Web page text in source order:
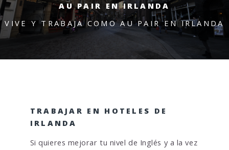
AU PAIR EN IRLANDA
VIVE Y TRABAJA COMO AU PAIR EN IRLANDA
TRABAJAR EN HOTELES DE
IRLANDA
Si quieres mejorar tu nivel de Inglés y a la vez